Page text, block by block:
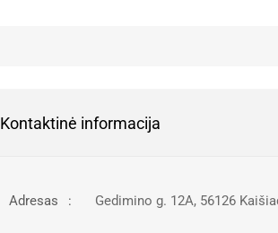
Kontaktinė informacija
Adresas Gedimino g. 12A, 56126